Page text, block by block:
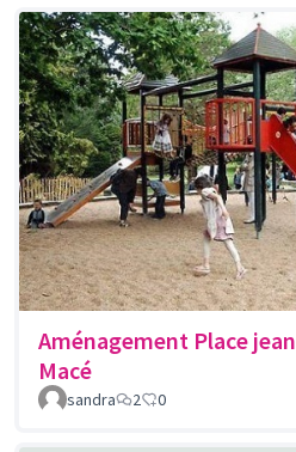
Aménagement Place jean
Macé
sandra
2 0